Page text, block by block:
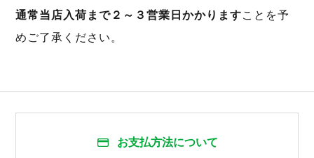
通常当店入荷まで２～３営業日かかりますことを予
めご了承ください。
お支払方法について